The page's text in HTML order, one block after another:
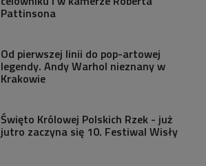
Pattinsona
Od pierwszej linii do pop-artowej
legendy. Andy Warhol nieznany w
Krakowie
Święto Królowej Polskich Rzek - już
jutro zaczyna się 10. Festiwal Wisły